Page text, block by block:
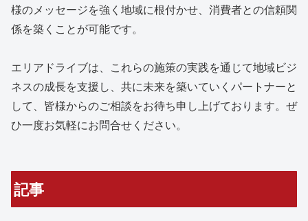
様のメッセージを強く地域に根付かせ、消費者との信頼関
係を築くことが可能です。
エリアドライブは、これらの施策の実践を通じて地域ビジ
ネスの成長を支援し、共に未来を築いていくパートナーと
して、皆様からのご相談をお待ち申し上げております。ぜ
ひ一度お気軽にお問合せください。
記事